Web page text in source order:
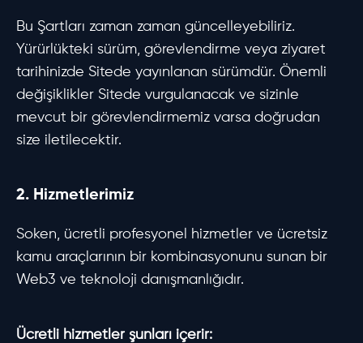
Bu Şartları zaman zaman güncelleyebiliriz.
Yürürlükteki sürüm, görevlendirme veya ziyaret
tarihinizde Sitede yayınlanan sürümdür. Önemli
değişiklikler Sitede vurgulanacak ve sizinle
mevcut bir görevlendirmemiz varsa doğrudan
size iletilecektir.
2. Hizmetlerimiz
Soken, ücretli profesyonel hizmetler ve ücretsiz
kamu araçlarının bir kombinasyonunu sunan bir
Web3 ve teknoloji danışmanlığıdır.
Ücretli hizmetler şunları içerir: